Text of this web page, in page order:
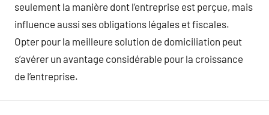
seulement la manière dont l’entreprise est perçue, mais
influence aussi ses obligations légales et fiscales.
Opter pour la meilleure solution de domiciliation peut
s’avérer un avantage considérable pour la croissance
de l’entreprise.